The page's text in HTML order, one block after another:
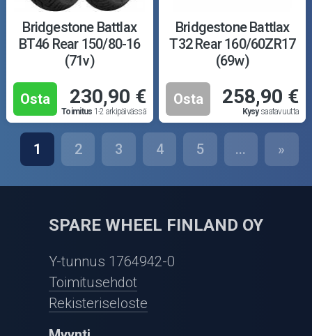
Bridgestone Battlax
BT46 Rear 150/80-16
(71v)
Osta 230,90 €
Toimitus 1-2 arkipäivässä
Bridgestone Battlax
T32 Rear 160/60ZR17
(69w)
Osta 258,90 €
Kysysaatavuutta
1 2 3 4 5 ... »
SPARE WHEEL FINLAND OY
Y-tunnus 1764942-0
Toimitusehdot
Rekisteriseloste